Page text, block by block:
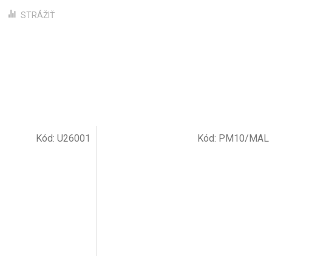
STRÁŽIŤ
Kód: U26001 Kód: PM10/MAL